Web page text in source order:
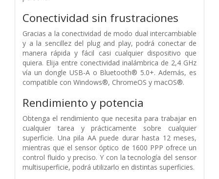
Conectividad sin frustraciones
Gracias a la conectividad de modo dual intercambiable
y a la sencillez del plug and play, podrá conectar de
manera rápida y fácil casi cualquier dispositivo que
quiera. Elija entre conectividad inalámbrica de 2,4 GHz
vía un dongle USB-A o Bluetooth® 5.0+. Además, es
compatible con Windows®, ChromeOS y macOS®.
Rendimiento y potencia
Obtenga el rendimiento que necesita para trabajar en
cualquier tarea y prácticamente sobre cualquier
superficie. Una pila AA puede durar hasta 12 meses,
mientras que el sensor óptico de 1600 PPP ofrece un
control fluido y preciso. Y con la tecnología del sensor
multisuperficie, podrá utilizarlo en distintas superficies.